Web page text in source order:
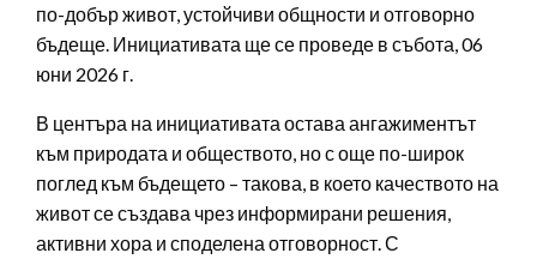
по-добър живот, устойчиви общности и отговорно
бъдеще. Инициативата ще се проведе в събота, 06
юни 2026 г.
В центъра на инициативата остава ангажиментът
към природата и обществото, но с още по-широк
поглед към бъдещето – такова, в което качеството на
живот се създава чрез информирани решения,
активни хора и споделена отговорност. С